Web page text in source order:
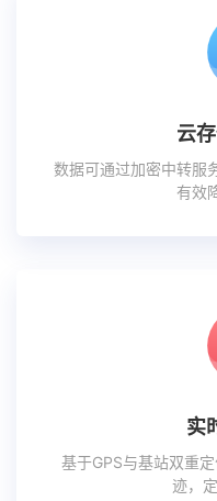
云
数据可通过加密中转服
有效
实
基于GPS与基站双重
迹，